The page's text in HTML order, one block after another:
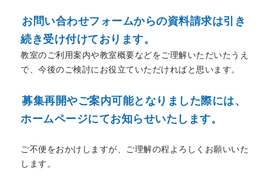
お問い合わせフォームからの資料請求は引き
続き受け付けております。
教室のご利用案内や教室概要などをご理解いただいたうえ
で、今後のご検討にお役立ていただければと思います。
募集再開やご案内可能となりました際には、
ホームページにてお知らせいたします。
ご不便をおかけしますが、ご理解の程よろしくお願いいた
します。